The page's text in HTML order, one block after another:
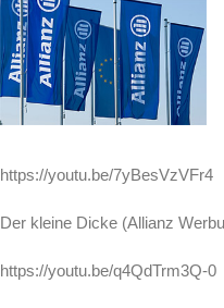
https://youtu.be/7yBesVzVFr4
Der kleine Dicke (Allianz
https://youtu.be/q4QdTrm3Q-0